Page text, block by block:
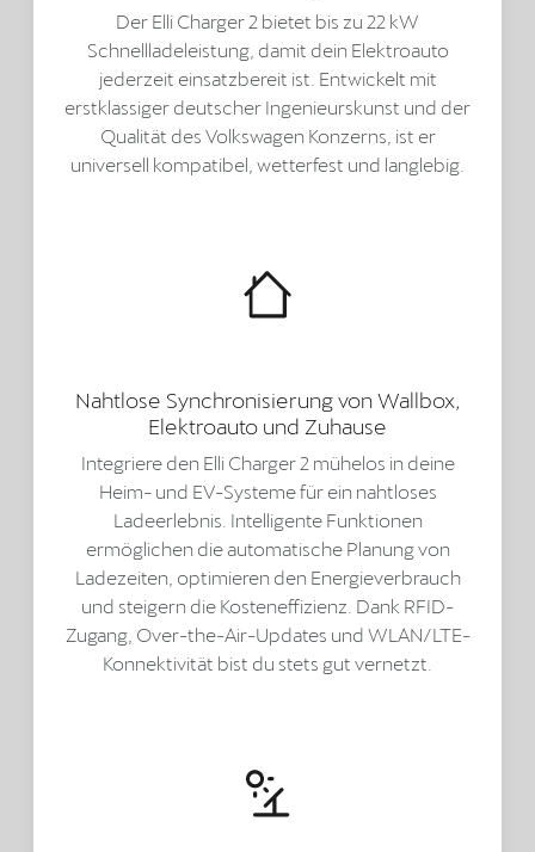
Der Elli Charger 2 bietet bis zu 22 kW
Schnellladeleistung, damit dein Elektroauto
jederzeit einsatzbereit ist. Entwickelt mit
erstklassiger deutscher Ingenieurskunst und der
Qualität des Volkswagen Konzerns, ist er
universell kompatibel, wetterfest und langlebig.
Nahtlose Synchronisierung von Wallbox,
Elektroauto und Zuhause
Integriere den Elli Charger 2 mühelos in deine
Heim- und EV-Systeme für ein nahtloses
Ladeerlebnis. Intelligente Funktionen
ermöglichen die automatische Planung von
Ladezeiten, optimieren den Energieverbrauch
und steigern die Kosteneffizienz. Dank RFID-
Zugang, Over-the-Air-Updates und WLAN/LTE-
Konnektivität bist du stets gut vernetzt.